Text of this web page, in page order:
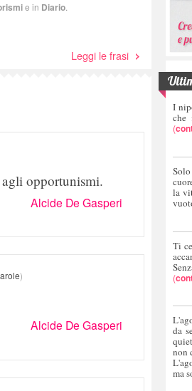
e in Diario
Leggi le frasi
opportunismi.
Alcide De Gasperi
)
Alcide De Gasperi
I
che
(
la
Ti
(
da
non
ma